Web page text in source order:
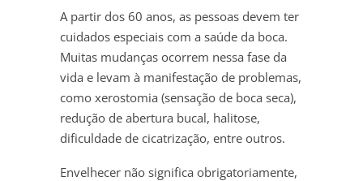
A partir dos 60 anos, as pessoas devem ter
cuidados especiais com a saúde da boca.
Muitas mudanças ocorrem nessa fase da
vida e levam à manifestação de problemas,
como xerostomia (sensação de boca seca),
redução de abertura bucal, halitose,
dificuldade de cicatrização, entre outros.
Envelhecer não significa obrigatoriamente,